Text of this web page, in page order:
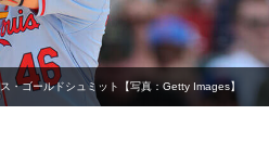
・ゴールドシュミット【写真：Getty Images】